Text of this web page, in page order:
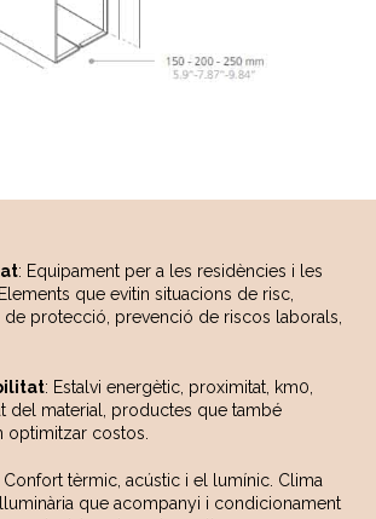
: Equipament per a les residències i les
que evitin situacions de risc,
de protecció, prevenció de riscos laborals,
: Estalvi energètic, proximitat, km0,
del material, productes que també
optimitzar costos.
Confort tèrmic, acústic i el lumínic. Clima
que acompanyi i condicionament